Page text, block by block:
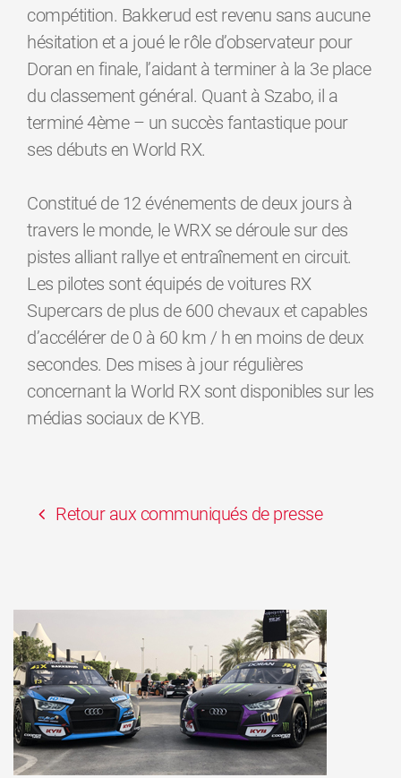
compétition. Bakkerud est revenu sans aucune
hésitation et a joué le rôle d’observateur pour
Doran en finale, l’aidant à terminer à la 3e place
du classement général. Quant à Szabo, il a
terminé 4ème – un succès fantastique pour
ses débuts en World RX.
Constitué de 12 événements de deux jours à
travers le monde, le WRX se déroule sur des
pistes alliant rallye et entraînement en circuit.
Les pilotes sont équipés de voitures RX
Supercars de plus de 600 chevaux et capables
d’accélérer de 0 à 60 km / h en moins de deux
secondes. Des mises à jour régulières
concernant la World RX sont disponibles sur les
médias sociaux de KYB.
Retour aux communiqués de presse